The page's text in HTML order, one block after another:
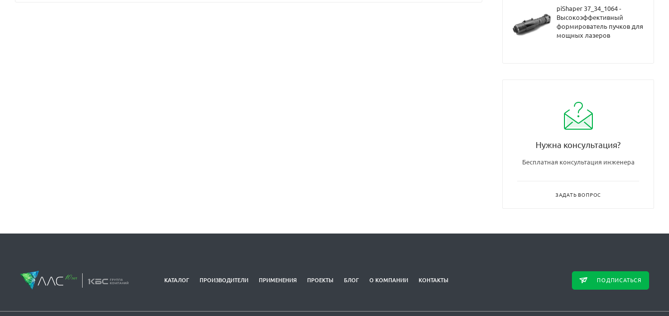
piShaper 37_34_1064 -
Высокоэффективный
формирователь пучков для
мощных лазеров
Нужна консультация?
Бесплатная консультация инженера
ЗАДАТЬ ВОПРОС
КАТАЛОГ ПРОИЗВОДИТЕЛИ ПРИМЕНЕНИЯ ПРОЕКТЫ БЛОГ О КОМПАНИИ КОНТАКТЫ ПОДПИСАТЬСЯ